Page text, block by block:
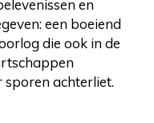
en
een boeiend
die ook in de
sporen achterliet.